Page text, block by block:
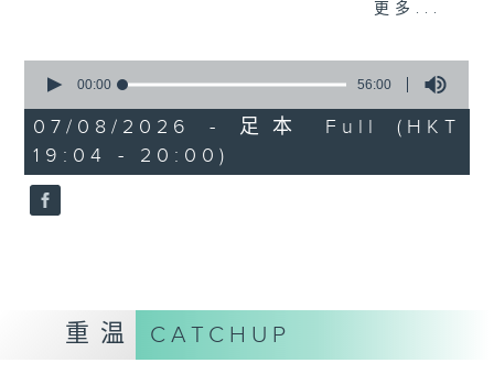
义烧包（徐小凤）
云吞面
Mamma Mia 美味天王
沈殿霞/欧阳振华/关咏荷/秦沛/宣萱/张
可頣
环游世界：即将消失的8大世界美景(2)
更多...
seconds
56
minutes,
0
seconds
00:00 56:00
07/08/2026 - 足本 Full (HKT
19:04 - 20:00)
重温 CATCHUP